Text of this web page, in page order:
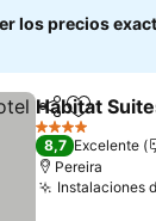
los precios
Compartir
Agregar
Habitat
4 Estrellas
8,7 Excelente
Pereira
Instalaciones